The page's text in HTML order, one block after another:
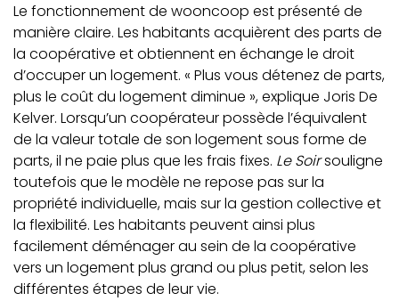
Le fonctionnement de wooncoop est présenté de
manière claire. Les habitants acquièrent des parts de
la coopérative et obtiennent en échange le droit
d’occuper un logement. « Plus vous détenez de parts,
plus le coût du logement diminue », explique Joris De
Kelver. Lorsqu’un coopérateur possède l’équivalent
de la valeur totale de son logement sous forme de
parts, il ne paie plus que les frais fixes. Le Soirsouligne
toutefois que le modèle ne repose pas sur la
propriété individuelle, mais sur la gestion collective et
la flexibilité. Les habitants peuvent ainsi plus
facilement déménager au sein de la coopérative
vers un logement plus grand ou plus petit, selon les
différentes étapes de leur vie.